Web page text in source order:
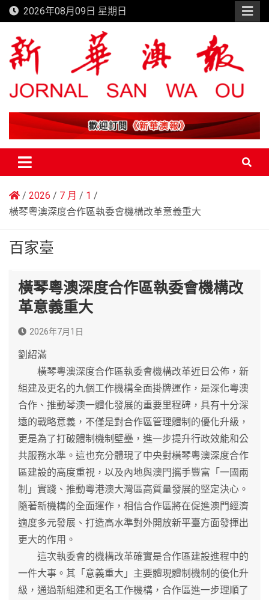
Skip
to
content
2026年08月09日 星期日
新華澳報
2026 7 月
1
橫琴粵澳深度合作區執委會機構改革意義重大
百家臺
橫琴粵澳深度合作區執委會機構改
革意義重大
2026年7月1日
劉紹滿
橫琴粵澳深度合作區執委會機構改革近日公佈，新
組建及更名的九個工作機構全面掛牌運作，是深化粵澳
合作、推動琴澳一體化發展的重要里程碑，具有十分深
遠的戰略意義，不僅是對合作區管理體制的優化升級，
更是為了打破體制機制壁壘，進一步提升行政效能和公
共服務水準。這也充分體現了中央對橫琴粵澳深度合作
區建設的高度重視，以及內地與澳門攜手豐富「一國兩
制」實踐、推動粵港澳大灣區高質量發展的堅定決心。
隨著新機構的全面運作，相信合作區將在促進澳門經濟
適度多元發展、打造高水準對外開放新平臺方面發揮出
更大的作用。
這次執委會的機構改革確實是合作區建設進程中的
一件大事。其「意義重大」主要體現體制機制的優化升
級，通過新組建和更名工作機構，合作區進一步理順了